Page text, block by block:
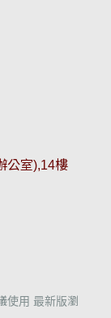
公室),14樓
使用 最新版瀏